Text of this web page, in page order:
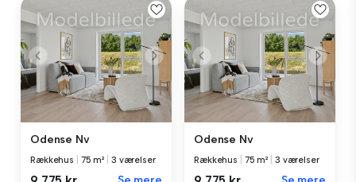
Odense Nv
Rækkehus 75 m² 3 værelser
Odense Nv
Rækkehus 75 m² 3 værelser